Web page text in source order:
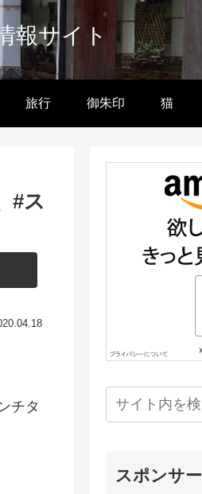
報サイト
旅行 御朱印 猫
#ス
チタ
スポンサー